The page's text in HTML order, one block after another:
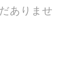
ありませ